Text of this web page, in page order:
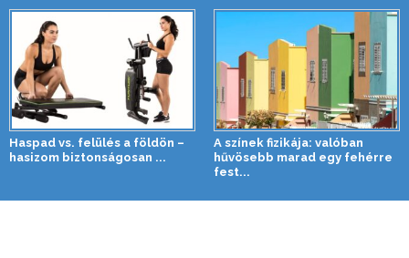
Haspad vs. felülés a földön –
hasizom biztonságosan ...
A színek fizikája: valóban
hűvösebb marad egy fehérre
fest...